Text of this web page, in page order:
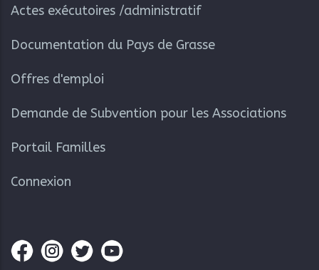
Actes exécutoires /administratif
Documentation du Pays de Grasse
Offres d'emploi
Demande de Subvention pour les Associations
Portail Familles
Connexion